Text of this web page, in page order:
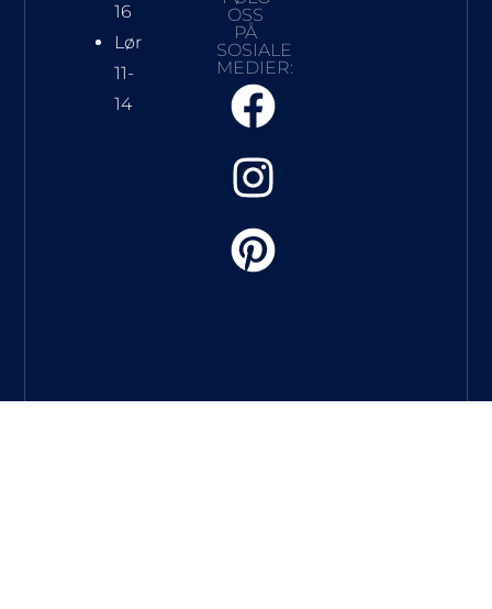
16
Lør
11-
14
OSS
PÅ
SOSIALE
MEDIER: